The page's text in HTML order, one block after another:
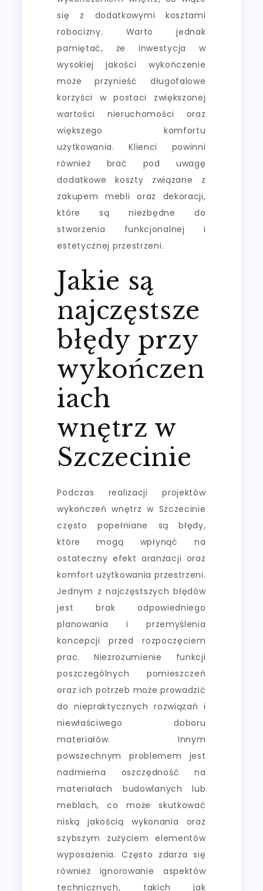
się z dodatkowymi kosztami
robocizny. Warto jednak
pamiętać, że inwestycja w
wysokiej jakości wykończenie
może przynieść długofalowe
korzyści w postaci zwiększonej
wartości nieruchomości oraz
większego komfortu
użytkowania. Klienci powinni
również brać pod uwagę
dodatkowe koszty związane z
zakupem mebli oraz dekoracji,
które są niezbędne do
stworzenia funkcjonalnej i
estetycznej przestrzeni.
Jakie są
najczęstsze
błędy przy
wykończen
iach
wnętrz w
Szczecinie
Podczas realizacji projektów
wykończeń wnętrz w Szczecinie
często popełniane są błędy,
które mogą wpłynąć na
ostateczny efekt aranżacji oraz
komfort użytkowania przestrzeni.
Jednym z najczęstszych błędów
jest brak odpowiedniego
planowania i przemyślenia
koncepcji przed rozpoczęciem
prac. Niezrozumienie funkcji
poszczególnych pomieszczeń
oraz ich potrzeb może prowadzić
do niepraktycznych rozwiązań i
niewłaściwego doboru
materiałów. Innym
powszechnym problemem jest
nadmierna oszczędność na
materiałach budowlanych lub
meblach, co może skutkować
niską jakością wykonania oraz
szybszym zużyciem elementów
wyposażenia. Często zdarza się
również ignorowanie aspektów
technicznych, takich jak